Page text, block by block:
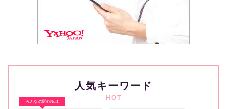
人気キーワード
HOT
みんなの関心No.1